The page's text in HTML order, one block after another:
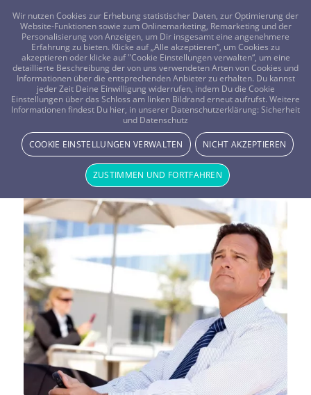
FRAGEN? KOSTENLOS ANRUFEN: 0800-8478266
Vistano Magazin Thema:
News & Storys
Wir nutzen Cookies zur Erhebung statistischer Daten, zur Optimierung der
Website-Funktionen sowie zum Onlinemarketing, Remarketing und der
Personalisierung von Anzeigen, um Dir insgesamt eine angenehmere
Erfahrung zu bieten. Klicke auf „Alle akzeptieren“, um Cookies zu
akzeptieren oder klicke auf "Cookie Einstellungen verwalten“, um eine
detaillierte Beschreibung der von uns verwendeten Arten von Cookies und
Informationen über die entsprechenden Anbieter zu erhalten. Du kannst
jeder Zeit Deine Einwilligung widerrufen, indem Du die Cookie
Einstellungen über das Schloss am linken Bildrand erneut aufrufst. Weitere
Informationen findest Du hier, in unserer Datenschutzerklärung: Sicherheit
und Datenschutz
COOKIE EINSTELLUNGEN VERWALTEN NICHT AKZEPTIEREN
ZUSTIMMEN UND FORTFAHREN